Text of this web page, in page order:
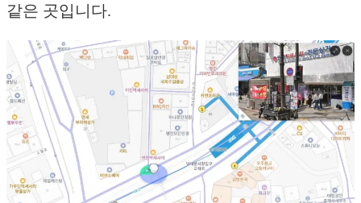
같은 곳입니다.